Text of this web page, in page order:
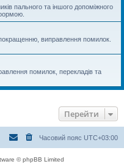
пального та іншого допоміжного
виправлення помилок.
помилок, перекладів та
Перейти
Часовий пояс UTC+03:00
© phpBB Limited